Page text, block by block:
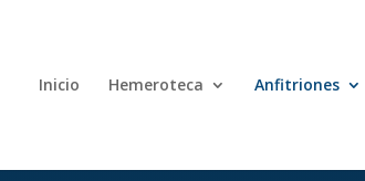
Inicio Hemeroteca Anfitriones